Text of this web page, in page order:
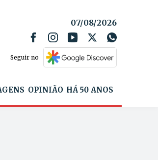
07/08/2026
Seguir no
OPINIÃO HÁ 50 ANOS